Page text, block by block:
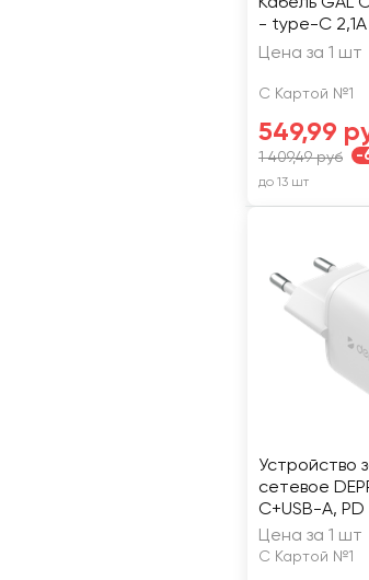
- type-C
Цена за 1 шт
С Картой №1
549,99
1 409,49 руб -
до 13 шт
Устройство
сетевое
C+USB-A,
4.0+, 20W,
Арт. 11490
Цена за 1 шт
С Картой №1